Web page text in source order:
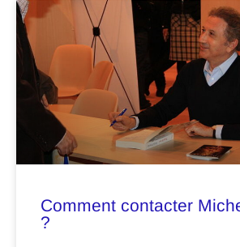
Comment contacter
?